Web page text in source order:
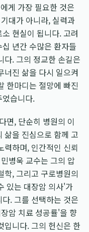
게 가장 필요한 것은
대가 아니라, 실력과
현실이 됩니다. 고려
년간 수많은 환자들
다. 그의 정교한 손길은
너진 삶을 다시 일으켜
한마디는 절망에 빠진
습니다.
면, 단순히 병원의 이
삶을 진심으로 함께 고
력하며, 인간적인 신뢰
병욱 교수는 그의 압
학, 그리고 구로병원의
있는 대장암 의사'가
. 그를 선택하는 것은
암 치료 성공률'을 향
입니다. 그의 헌신은 한